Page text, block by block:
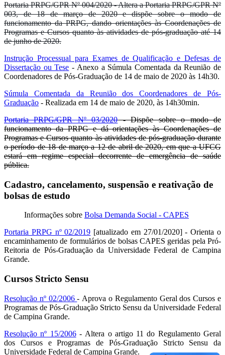
Portaria PRPG/GPR Nº 004/2020 - Altera a Portaria PRPG/GPR Nº
003, de 18 de março de 2020 e dispõe sobre o modo de
funcionamento da PRPG, dando orientações às Coordenações de
Programas e Cursos quanto às atividades de pós-graduação até 14
de junho de 2020.
Instrução Processual para Exames de Qualificação e Defesas de
Dissertação ou Tese - Anexo a Súmula Comentada da Reunião de
Coordenadores de Pós-Graduação de 14 de maio de 2020 às 14h30.
Súmula Comentada da Reunião dos Coordenadores de Pós-
Graduação - Realizada em 14 de maio de 2020, às 14h30min.
Portaria PRPG/GPR Nº 03/2020- Dispõe sobre o modo de
funcionamento da PRPG e dá orientações às Coordenações de
Programas e Cursos quanto às atividades de pós-graduação durante
o período de 18 de março a 12 de abril de 2020, em que a UFCG
estará em regime especial decorrente de emergência de saúde
pública.
Cadastro, cancelamento, suspensão e reativação de
bolsas de estudo
Informações sobre Bolsa Demanda Social - CAPES
Portaria PRPG nº 02/2019 [atualizado em 27/01/2020] - Orienta o
encaminhamento de formulários de bolsas CAPES geridas pela Pró-
Reitoria de Pós-Graduação da Universidade Federal de Campina
Grande.
Cursos Stricto Sensu
Resolução nº 02/2006- Aprova o Regulamento Geral dos Cursos e
Programas de Pós-Graduação Stricto Sensu da Universidade Federal
de Campina Grande.
Resolução nº 15/2006- Altera o artigo 11 do Regulamento Geral
dos Cursos e Programas de Pós-Graduação Stricto Sensu da
Universidade Federal de Campina Grande.